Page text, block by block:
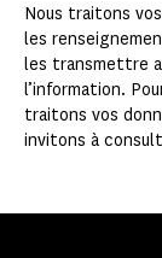
Nous traitons
les
les transmettre
l’information.
traitons vos
invitons à